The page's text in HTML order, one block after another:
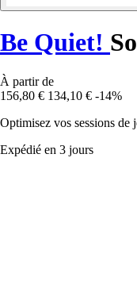
Be Quiet!
À partir de
156,80 € 134,10 € -14%
Optimisez vos sessions
Expédié en 3 jours